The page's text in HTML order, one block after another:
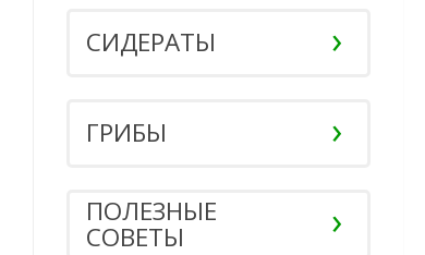
СИДЕРАТЫ
ГРИБЫ
ПОЛЕЗНЫЕ
СОВЕТЫ